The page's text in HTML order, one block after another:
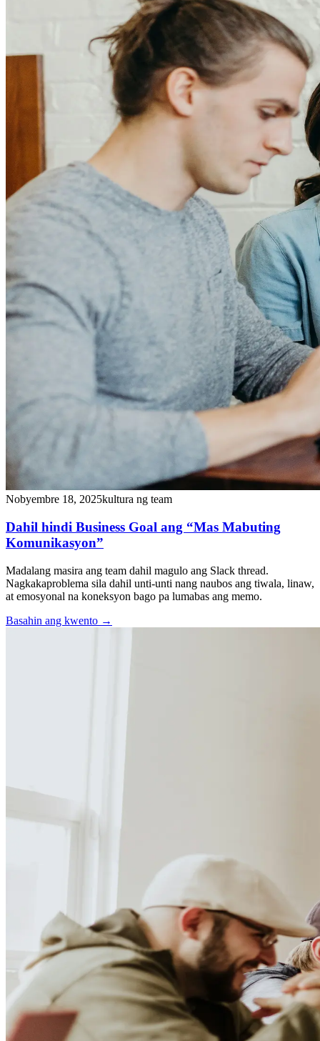
Nobyembre 18, 2025kultura ng team
Dahil hindi Business Goal ang “Mas Mabuting
Komunikasyon”
Madalang masira ang team dahil magulo ang Slack thread.
Nagkakaproblema sila dahil unti-unti nang naubos ang tiwala, linaw,
at emosyonal na koneksyon bago pa lumabas ang memo.
Basahin ang kwento →